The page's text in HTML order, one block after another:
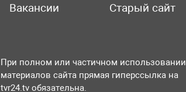
Вакансии Старый сайт
При полном или частичном использовании
материалов сайта прямая гиперссылка на
tvr24.tv обязательна.